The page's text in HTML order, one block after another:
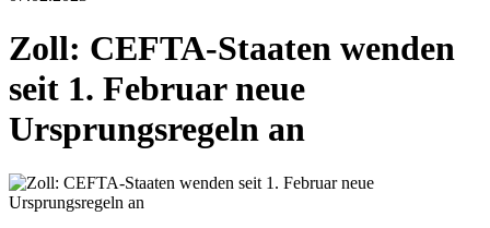
Zoll: CEFTA-Staaten wenden
seit 1. Februar neue
Ursprungsregeln an